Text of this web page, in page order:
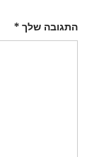
התגובה שלך *